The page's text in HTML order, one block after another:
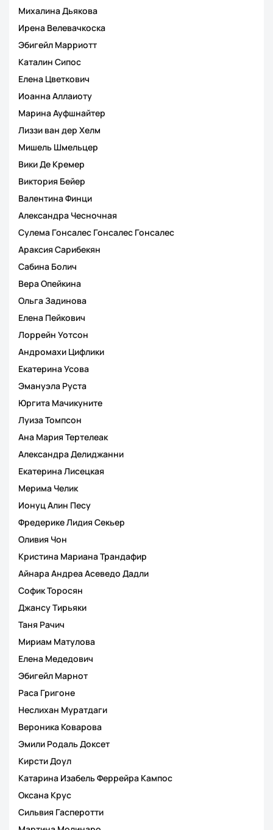
Михалина Дьякова
Ирена Велевачкоска
Эбигейл Марриотт
Каталин Сипос
Елена Цветкович
Иоанна Аллаиоту
Марина Ауфшнайтер
Лиззи ван дер Хелм
Мишель Шмельцер
Вики Де Кремер
Виктория Бейер
Валентина Финци
Александра Чесночная
Сулема Гонсалес Гонсалес Гонсалес
Араксия Сарибекян
Сабина Болич
Вера Опейкина
Ольга Задинова
Елена Пейкович
Лоррейн Уотсон
Андромахи Цифлики
Екатерина Усова
Эмануэла Руста
Юргита Мачикуните
Луиза Томпсон
Ана Мария Тертелеак
Александра Делиджанни
Екатерина Лисецкая
Мерима Челик
Ионуц Алин Песу
Фредерике Лидия Секьер
Оливия Чон
Кристина Мариана Трандафир
Айнара Андреа Асеведо Дадли
Софик Торосян
Джансу Тирьяки
Таня Рачич
Мириам Матулова
Елена Медедович
Эбигейл Марнот
Раса Григоне
Неслихан Муратдаги
Вероника Коварова
Эмили Родаль Доксет
Кирсти Доул
Катарина Изабель Феррейра Кампос
Оксана Крус
Сильвия Гасперотти